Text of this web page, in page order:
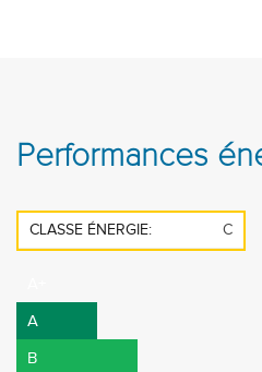
Performances
CLASSE ÉNERGIE: C
A
B